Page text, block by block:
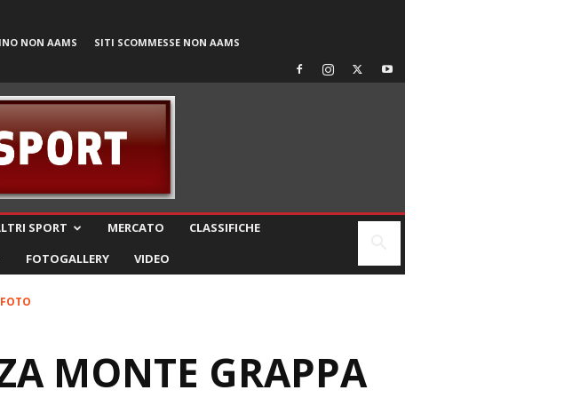
NON AAMS SITI SCOMMESSE NON AAMS
SPORT MERCATO
CLASSIFICHE
FOTOGALLERY VIDEO
MONTE GRAPPA